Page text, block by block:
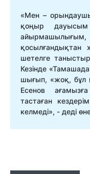
«Мен –
қоңыр
айырмашылығым,
қосылғандықтан
шетелге
Кезінде
шығып, «жоқ, бұл
Есенов
тастаған
келмеді», - деді